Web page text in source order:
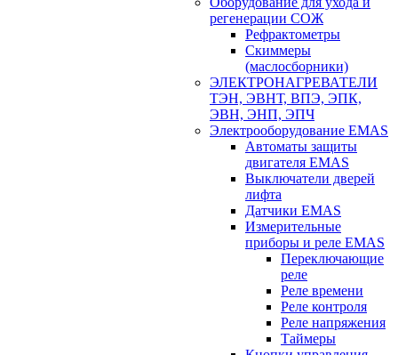
регенерации СОЖ
Рефрактометры
Скиммеры
(маслосборники)
ЭЛЕКТРОНАГРЕВАТЕЛИ
ТЭН, ЭВНТ, ВПЭ, ЭПК,
ЭВН, ЭНП, ЭПЧ
Электрооборудование EMAS
Автоматы защиты
двигателя EMAS
Выключатели дверей
лифта
Датчики EMAS
Измерительные
приборы и реле EMAS
Переключающие
реле
Реле времени
Реле контроля
Реле напряжения
Таймеры